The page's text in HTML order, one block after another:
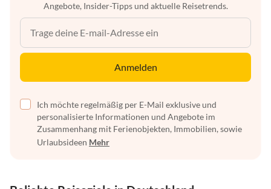
Angebote, Insider-Tipps und aktuelle Reisetrends.
Anmelden
Ich möchte regelmäßig per E-Mail exklusive und
personalisierte Informationen und Angebote im
Zusammenhang mit Ferienobjekten, Immobilien, sowie
Urlaubsideen Mehr